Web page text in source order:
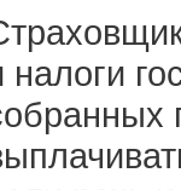
налоги